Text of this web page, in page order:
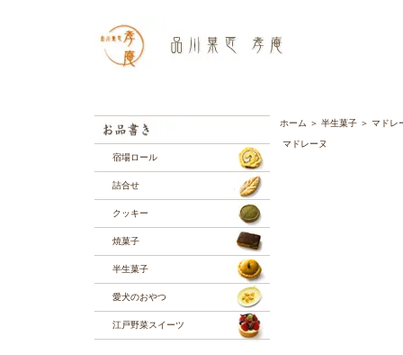
宿場ロール
詰合せ
クッキー
焼菓子
半生菓子
愛犬のおやつ
江戸野菜スイーツ
ホーム ＞ 半生菓子 ＞ マドレ
マドレーヌ